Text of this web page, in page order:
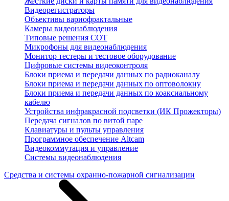
Видеорегистраторы
Объективы вариофрактальные
Камеры видеонаблюдения
Типовые решения СОТ
Микрофоны для видеонаблюдения
Монитор тестеры и тестовое оборудование
Цифровые системы видеоконтроля
Блоки приема и передачи данных по радиоканалу
Блоки приема и передачи данных по оптоволокну
Блоки приема и передачи данных по коаксиальному
кабелю
Устройства инфракрасной подсветки (ИК Прожекторы)
Передача сигналов по витой паре
Клавиатуры и пульты управления
Программное обеспечение Altcam
Видеокоммутация и управление
Системы видеонаблюдения
Средства и системы охранно-пожарной сигнализации